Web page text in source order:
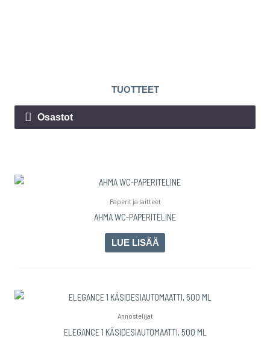
TUOTTEET
Osastot
Paperit ja laitteet
AHMA WC-PAPERITELINE
LUE LISÄÄ
Annostelijat
ELEGANCE 1 KÄSIDESIAUTOMAATTI, 500 ML